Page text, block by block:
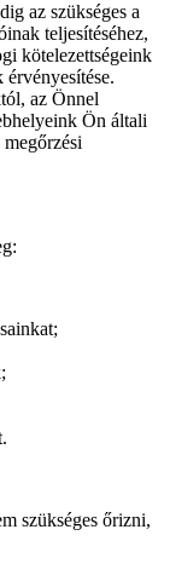
az szükséges a
teljesítéséhez,
kötelezettségeink
érvényesítése.
az Önnel
Ön általi
szükséges őrizni,